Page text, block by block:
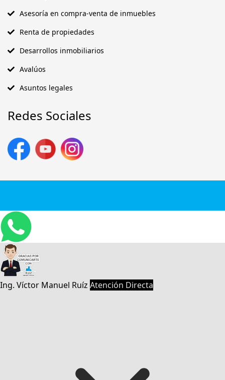
Asesoría en compra-venta de inmuebles
Renta de propiedades
Desarrollos inmobiliarios
Avalúos
Asuntos legales
Redes Sociales
Ing. Víctor Manuel Ruíz Atención Directa